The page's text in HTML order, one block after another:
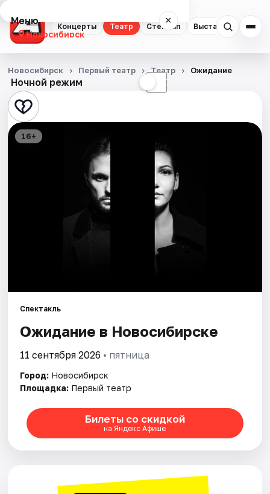
Концерты Театр Стендап Выставки
Меню ×
Новосибирск
Концерты
Театр
Стендап
Площадки
Артисты
Рейтинги
Ночной режим ☾
Новосибирск Первый театр Театр Ожидание
16+
Спектакль
Ожидание в Новосибирске
11 сентября 2026 • пятница
Город: Новосибирск
Площадка: Первый театр
Билеты со скидкой
на Яндекс Афише